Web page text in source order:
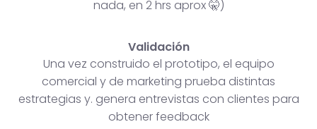
nada, en 2 hrs aprox 🤫)
Validación
Una vez construido el prototipo, el equipo
comercial y de marketing prueba distintas
estrategias y. genera entrevistas con clientes para
obtener feedback